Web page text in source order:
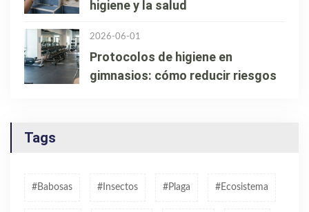
higiene y la salud
2026-06-01
Protocolos de higiene en
gimnasios: cómo reducir riesgos
Tags
#babosas #insectos #plaga #ecosistema